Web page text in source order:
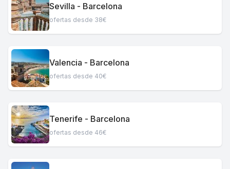
Sevilla - Barcelona
ofertas desde 38€
Valencia - Barcelona
ofertas desde 40€
Tenerife - Barcelona
ofertas desde 46€